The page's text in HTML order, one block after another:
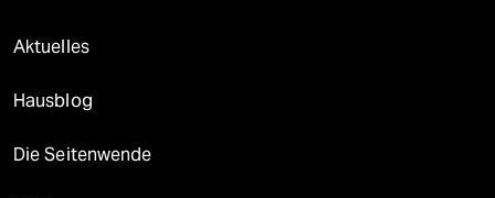
Aktuelles
Hausblog
Die Seitenwende